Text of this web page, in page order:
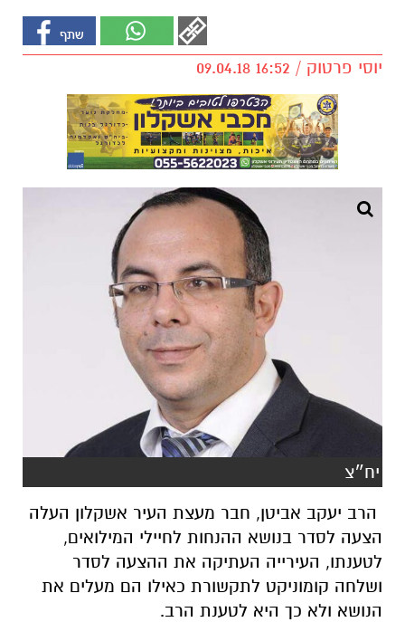
יוסי פרטוק / 16:52 09.04.18
יח״צ
הרב יעקב אביטן, חבר מעצת העיר אשקלון העלה
הצעה לסדר בנושא ההנחות לחיילי המילואים,
לטענתו, העירייה העתיקה את ההצעה לסדר
ושלחה קומוניקט לתקשורת כאילו הם מעלים את
הנושא ולא כך היא לטענת הרב.